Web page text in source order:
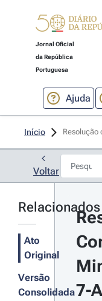
Jornal Oficial
da República
Portuguesa
Ajuda
Início Resolução
Voltar
Relacionados
Ato
Original
Versão
Consolidada7-